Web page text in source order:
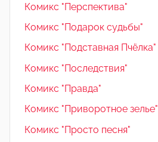
Комикс "Перспектива"
Комикс "Подарок судьбы"
Комикс "Подставная Пчёлка"
Комикс "Последствия"
Комикс "Правда"
Комикс "Приворотное зелье"
Комикс "Просто песня"